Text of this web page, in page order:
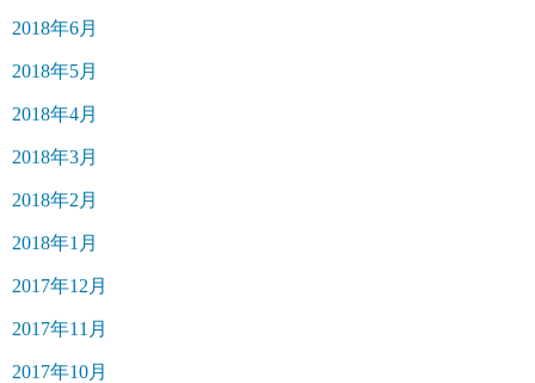
2018年6月
2018年5月
2018年4月
2018年3月
2018年2月
2018年1月
2017年12月
2017年11月
2017年10月